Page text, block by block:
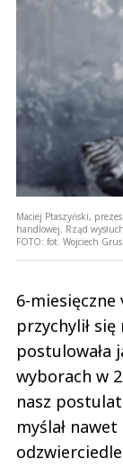
Maciej Ptaszyński,
handlowej. Rząd
FOTO: fot. Wojciech
6-
przychylił
postulowała
wyborach w
nasz
myślał